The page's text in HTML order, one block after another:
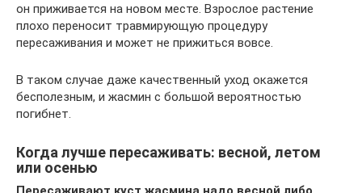
он приживается на новом месте. Взрослое растение
плохо переносит травмирующую процедуру
пересаживания и может не прижиться вовсе.
В таком случае даже качественный уход окажется
бесполезным, и жасмин с большой вероятностью
погибнет.
Когда лучше пересаживать: весной, летом
или осенью